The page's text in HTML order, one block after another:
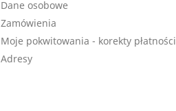
Dane osobowe
Zamówienia
Moje pokwitowania - korekty płatności
Adresy